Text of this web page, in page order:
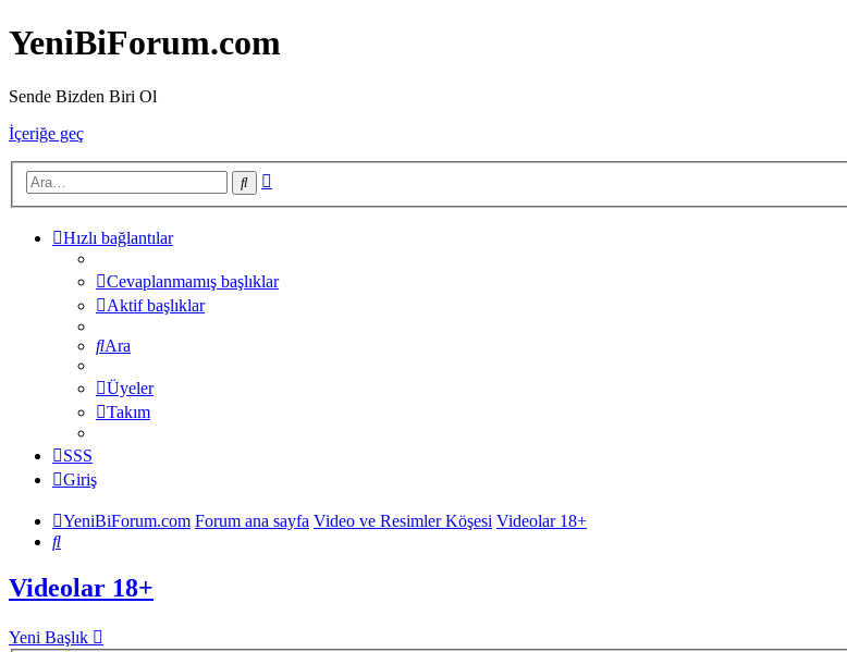
YeniBiForum.com
Sende Bizden Biri Ol
İçeriğe geç
Ara
Hızlı bağlantılar
Cevaplanmamış başlıklar
Aktif başlıklar
Ara
Üyeler
Takım
SSS
Giriş
YeniBiForum.com Forum ana sayfa Video ve Resimler Köşesi Videolar 18+
Ara
Videolar 18+
Yeni Başlık